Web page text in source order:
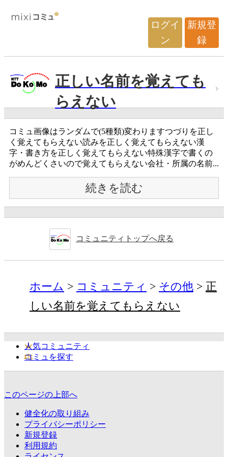
ログイ
ン
新規登
録
正しい名前を覚えても
らえない
コミュ画像はランダムで(5種類)変わりますつづりを正し
く覚えてもらえない読みを正しく覚えてもらえない漢
字・書き方を正しく覚えてもらえない特殊漢字で書くの
がめんどくさいので覚えてもらえない会社・所属の名前...
続きを読む
コミュニティトップへ戻る
ホーム コミュニティ その他
正
しい名前を覚えてもらえない
人気コミュニティ
コミュを探す
このページの上部へ
健全化の取り組み
プライバシーポリシー
新規登録
利用規約